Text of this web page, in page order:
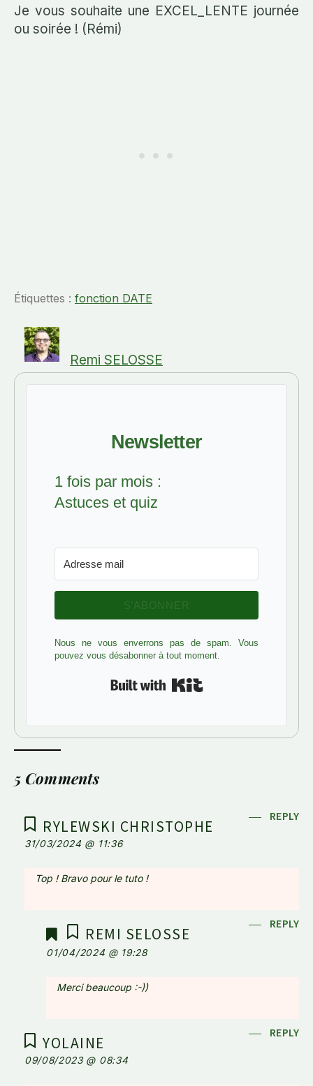
Je vous souhaite une EXCEL_LENTE journée
ou soirée ! (Rémi)
Étiquettes : fonction DATE
Remi SELOSSE
Newsletter
1 fois par mois :
Astuces et quiz
S’ABONNER
Nous ne vous enverrons pas de spam. Vous
pouvez vous désabonner à tout moment.
Built with Kit
5 Comments
RYLEWSKI CHRISTOPHE
31/03/2024 @ 11:36
Top ! Bravo pour le tuto !
REPLY
REMI SELOSSE
01/04/2024 @ 19:28
Merci beaucoup :-))
REPLY
YOLAINE
09/08/2023 @ 08:34
REPLY